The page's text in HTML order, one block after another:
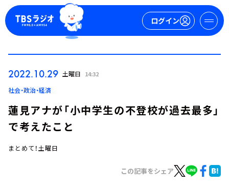
ログイン
2022.10.29 土曜日 14:32
社会・政治・経済
蓮見アナが「小中学生の不登校が過去最多」
で考えたこと
まとめて！土曜日
この記事をシェア